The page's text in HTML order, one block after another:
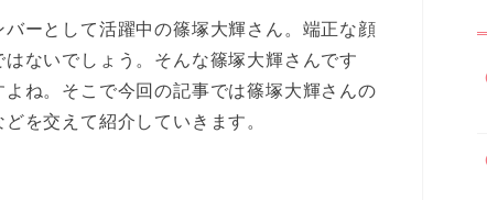
ーとして活躍中の篠塚大輝さん。端正な顔
ないでしょう。そんな篠塚大輝さんです
ね。そこで今回の記事では篠塚大輝さんの
を交えて紹介していきます。